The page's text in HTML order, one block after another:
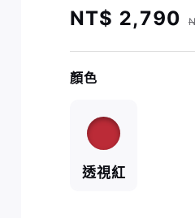
NT$ 2,790
顏色
透視紅